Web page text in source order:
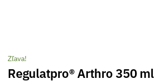
Zľava!
Regulatpro® Arthro 350 ml